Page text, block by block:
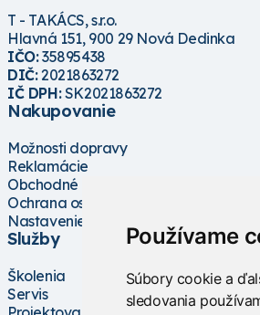
Používame
Súbory cookie a
sledovania
T - TAKÁCS, s.r.o.
Hlavná 151, 900 29 Nová Dedinka
IČO:35895438
DIČ:2021863272
IČ DPH:SK2021863272
Nakupovanie
Možnosti dopravy
Reklamácie
Obchodné podmienky
Ochrana osobných údajov
Nastavenie cookies
Služby
Školenia
Servis